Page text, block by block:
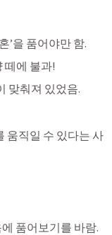
’을 품어야만 함.
떼에 불과!
맞춰져 있었음.
움직일 수 있다는 사
품어보기를 바람.